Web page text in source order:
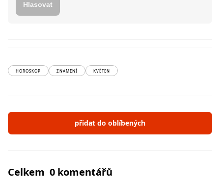
Hlasovat
HOROSKOP ZNAMENÍ KVĚTEN
přidat do oblíbených
Celkem 0 komentářů